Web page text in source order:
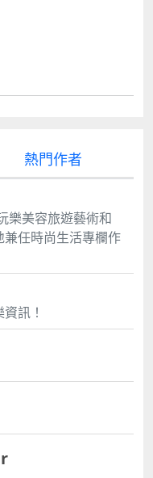
樓盤步行至BTS可
買到，你可以當他
那也未嘗不可。 最
住或投資也沒弄清
又怎樣可以自住呢
然希望賺錢，最好
泰幣未來升值的潛
可以做到的目標 賺
港人買泰國樓，然後
了成本，寧可付較高
旅遊區、商業
點，要賺價就不作
看，每年升值6%
展中，若你不介意
值，那當然也是可
重要的，但留意一
十萬港元便能入場
。入場費大約是
場費則大約是70萬
30萬至50萬便能
金有多少，30萬至
遊 5 高效農業 6 食
將在未來十年投入
治動亂，甚至你擔心
很擔心，那應該擔
劫機而不敢去泰國
年及2010年，泰國
年更發生軍事政變，
僅0.91％，但留意這
長 2 天災 2011年曼
產線，逾100家汽車
然也有增長，GDP
少人在現階段肯定預
地步的，真正到發
會後知後覺，然後
年泰國國內發生了什
，正如當年的香港
長，只要泰國4.0
誰想上台後國家越來
可能升得很瘋狂，
去衡量及預計的，
升穿每股400元水平
太高了，然後又說
300元真的真的是
熱門作者
樂美容旅遊藝術和
任時尚生活專欄作
訊！